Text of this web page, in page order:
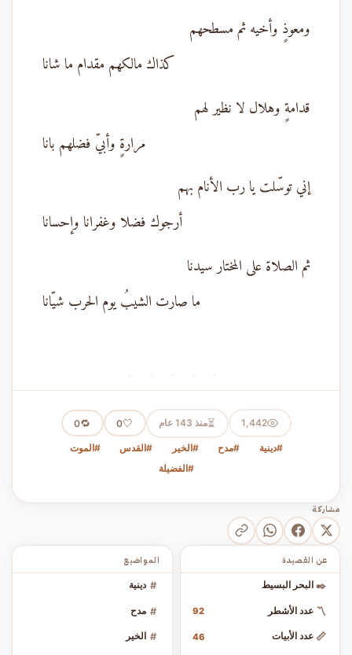
ومعوذٍ وأخيه ثم مسطحهم
كذاك مالكهم مقدام ما شانا
قدامةٍ وهلال لا نظير لهم
مرارةٍ وأبيّ فضلهم بانا
إني توسّلت يا رب الأنام بهم
أرجوك فضلا وغفرانا وإحسانا
ثم الصلاة على المختار سيدنا
ما صارت الشيبُ يوم الحرب شيّانا
· · · · ·
1,442
⏳منذ 143 عام 🤍
0
🔁
0
#دينية #مدح #الخير #القدس
#الموت
#الفضيلة
مشاركة
المواضيع
# دينية
# مدح
# الخير
عن القصيدة
✒️ البحر البسيط
〽️ عدد الأشطر 92
📏 عدد الأبيات 46